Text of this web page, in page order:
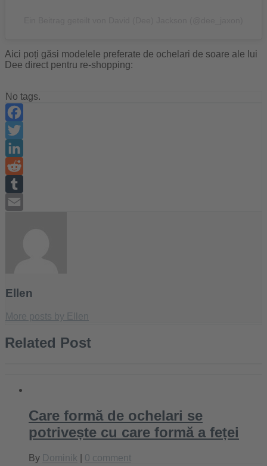
Aici poți găsi modelele preferate de ochelari de soare ale lui
Dee direct pentru re-shopping:
No tags.
Facebook
Twitter
LinkedIn
Reddit
Tumblr
Ellen
More posts by Ellen
Related Post
Care formă de ochelari se
potrivește cu care formă a feței
By Dominik 0 comment